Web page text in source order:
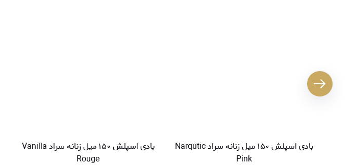
بادی اسپلش ۱۵۰ میل زنانه سراد Narqutic
Pink
بادی اسپلش ۱۵۰ میل زنانه سراد Vanilla
Rouge